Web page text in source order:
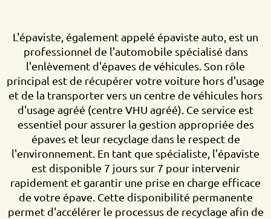
L'épaviste, également appelé épaviste auto, est un
professionnel de l'automobile spécialisé dans
l'enlèvement d'épaves de véhicules. Son rôle
principal est de récupérer votre voiture hors d'usage
et de la transporter vers un centre de véhicules hors
d'usage agréé (centre VHU agréé). Ce service est
essentiel pour assurer la gestion appropriée des
épaves et leur recyclage dans le respect de
l'environnement. En tant que spécialiste, l'épaviste
est disponible 7 jours sur 7 pour intervenir
rapidement et garantir une prise en charge efficace
de votre épave. Cette disponibilité permanente
permet d'accélérer le processus de recyclage afin de